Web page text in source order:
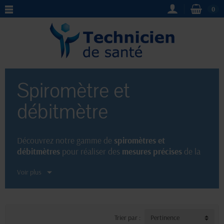
0
Spiromètre et
débitmètre
Découvrez notre gamme de spiromètres et
débitmètres pour réaliser des mesures précises de la
suivi des patients atteints de maladies respiratoires,
pulmonaire. Optez pour des outils de
qualitéet offre à
Voir plus
Trier par : Pertinence